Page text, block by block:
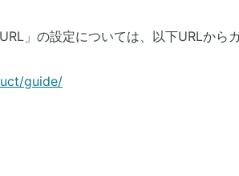
」の設定については、以下URLから
guide/